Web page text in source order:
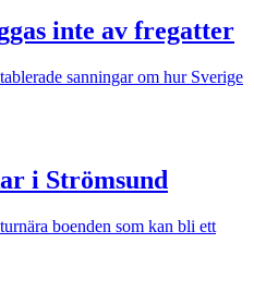
inte av fregatter
sanningar om hur Sverige
i Strömsund
boenden som kan bli ett